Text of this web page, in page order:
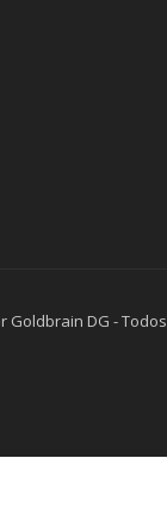
Goldbrain DG - Todos